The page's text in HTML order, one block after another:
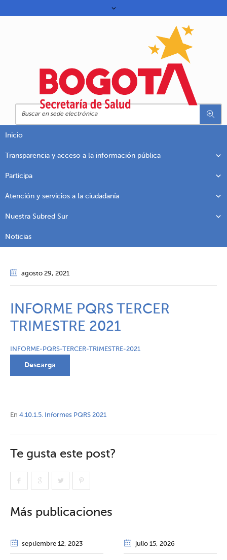
Inicio
Transparencia y acceso a la información pública
Participa
Atención y servicios a la ciudadanía
Nuestra Subred Sur
Noticias
agosto 29, 2021
INFORME PQRS TERCER
TRIMESTRE 2021
INFORME-PQRS-TERCER-TRIMESTRE-2021
Descarga
En 4.10.1.5. Informes PQRS 2021
Te gusta este post?
Más publicaciones
septiembre 12, 2023 julio 15, 2026